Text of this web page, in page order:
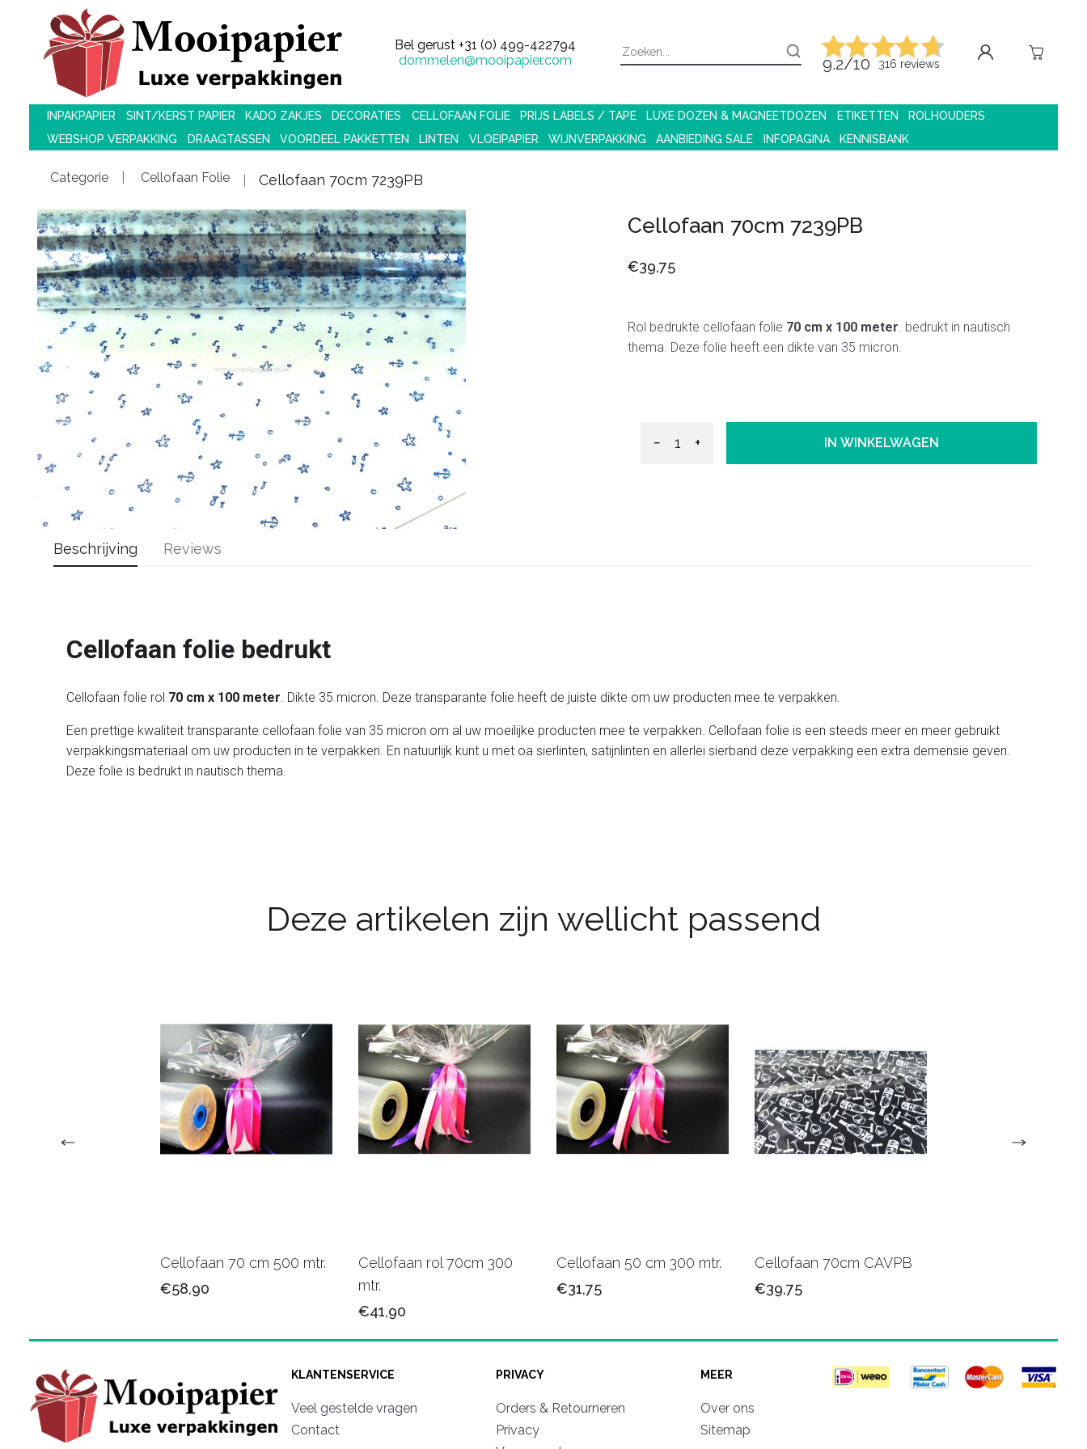
Bel gerust +31 (0) 499-422794
dommelen@mooipapier.com
9.2/10 316 reviews
INPAKPAPIER SINT/KERST PAPIER KADO ZAKJES DECORATIES CELLOFAAN FOLIE PRIJS LABELS / TAPE LUXE DOZEN & MAGNEETDOZEN ETIKETTEN
ROLHOUDERS
WEBSHOP VERPAKKING
DRAAGTASSEN VOORDEEL PAKKETTEN LINTEN VLOEIPAPIER WIJNVERPAKKING AANBIEDING SALE INFOPAGINA KENNISBANK
Categorie Cellofaan Folie Cellofaan 70cm 7239PB
Cellofaan 70cm 7239PB
€39,75
Rol bedrukte cellofaan folie 70 cm x 100 meter . bedrukt in nautisch
thema. Deze folie heeft een dikte van 35 micron.
− + IN WINKELWAGEN
Beschrijving
Cellofaan folie bedrukt
Cellofaan folie rol 70 cm x 100 meter. Dikte 35 micron. Deze transparante folie heeft de juiste dikte om uw producten mee te verpakken.
Een prettige kwaliteit transparante cellofaan folie van 35 micron om al uw moeilijke producten mee te verpakken. Cellofaan folie is een steeds meer en meer gebruikt
verpakkingsmateriaal om uw producten in te verpakken. En natuurlijk kunt u met oa sierlinten, satijnlinten en allerlei sierband deze verpakking een extra demensie geven.
Deze folie is bedrukt in nautisch thema.
Reviews
Deze artikelen zijn wellicht passend
Cellofaan 70 cm 500 mtr.
€58,90
Cellofaan rol 70cm 300
mtr.
€41,90
Cellofaan 50 cm 300 mtr.
€31,75
Cellofaan 70cm CAVPB
€39,75
KLANTENSERVICE
Veel gestelde vragen
Contact
PRIVACY
Orders & Retourneren
Privacy
MEER
Over ons
Sitemap